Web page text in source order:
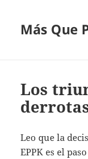
Más Que
Los
Leo que la
EPPK es el